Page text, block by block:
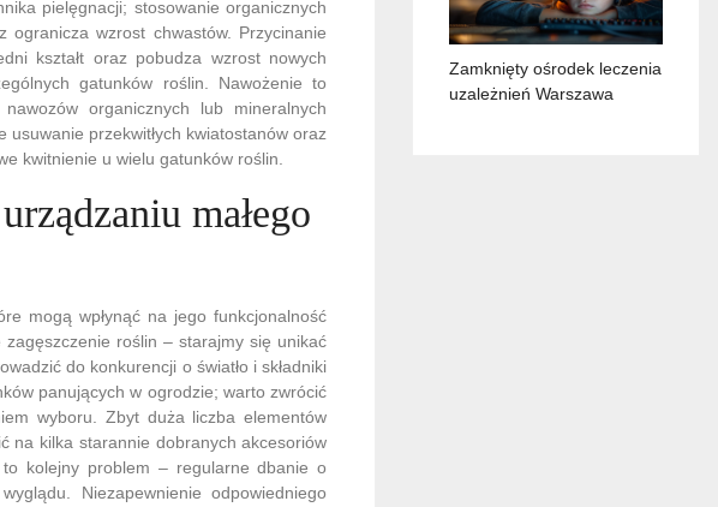
pielęgnacji; stosowanie organicznych
ogranicza wzrost chwastów. Przycinanie
kształt oraz pobudza wzrost nowych
gatunków roślin. Nawożenie to
organicznych lub mineralnych
przekwitłych kwiatostanów oraz
kwitnienie u wielu gatunków roślin.
małego
mogą wpłynąć na jego funkcjonalność
roślin – starajmy się unikać
do konkurencji o światło i składniki
panujących w ogrodzie; warto zwrócić
wyboru. Zbyt duża liczba elementów
na kilka starannie dobranych akcesoriów
kolejny problem – regularne dbanie o
Niezapewnienie odpowiedniego
Zamknięty ośrodek leczenia
uzależnień Warszawa